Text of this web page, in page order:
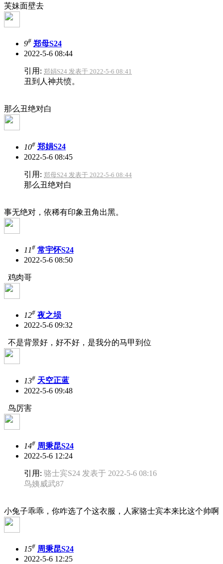
芙妹面壁去
9# 郑母S24
2022-5-6 08:44
引用: 郑娟S24 发表于 2022-5-6 08:41
丑到人神共愤。
那么丑绝对白
10# 郑娟S24
2022-5-6 08:45
引用: 郑母S24 发表于 2022-5-6 08:44
那么丑绝对白
事无绝对，依稀有印象丑角出黑。
11# 常宇怀S24
2022-5-6 08:50
鸡肉哥
12# 夜之埙
2022-5-6 09:32
不是背景好，好不好，是我分的马甲到位
13# 天空正蓝
2022-5-6 09:48
鸟厉害
14# 周秉昆S24
2022-5-6 12:24
引用: 骆士宾S24 发表于 2022-5-6 08:16
鸟姨威武87
小兔子乖乖，你咋选了个这衣服，人家骆士宾本来比这个帅啊
15# 周秉昆S24
2022-5-6 12:25